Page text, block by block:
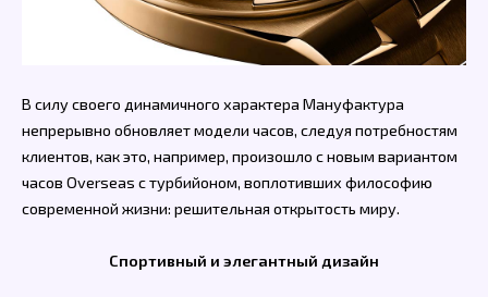
В силу своего динамичного характера Мануфактура
непрерывно обновляет модели часов, следуя потребностям
клиентов, как это, например, произошло с новым вариантом
часов Overseas с турбийоном, воплотивших философию
современной жизни: решительная открытость миру.
Спортивный и элегантный дизайн